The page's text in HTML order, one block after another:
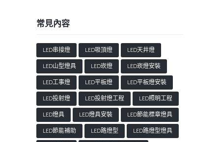
常見內容
LED串接燈 LED吸頂燈
LED天井燈
LED山型燈具
LED崁燈
LED崁燈安裝
LED工事燈
LED平板燈
LED平板燈安裝
LED投射燈
LED投射燈工程
LED照明工程
LED燈具
LED燈具安裝
LED節能標章燈具
LED節能補助
LED路燈型
LED路燈型燈具